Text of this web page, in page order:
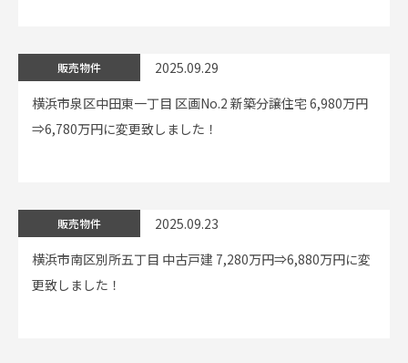
販売物件
2025.09.29
横浜市泉区中田東一丁目 区画No.2 新築分譲住宅 6,980万円
⇒6,780万円に変更致しました！
販売物件
2025.09.23
横浜市南区別所五丁目 中古戸建 7,280万円⇒6,880万円に変
更致しました！